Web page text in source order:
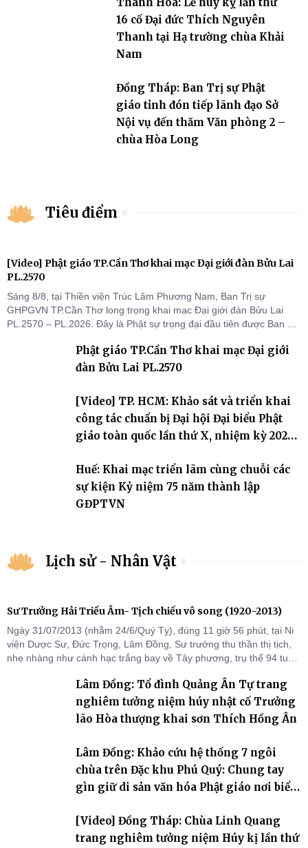
16 cố Đại đức Thích Nguyên
Thanh tại Hạ trường chùa Khải
Nam
Đồng Tháp: Ban Trị sự Phật
giáo tỉnh đón tiếp lãnh đạo Sở
Nội vụ đến thăm Văn phòng 2 –
chùa Hòa Long
Tiêu điểm
[Video] Phật giáo TP.Cần Thơ khai mạc Đại giới đàn Bửu Lai
PL.2570
Sáng 8/8, tại Thiền viện Trúc Lâm Phương Nam, Ban Trị sự
GHPGVN TP.Cần Thơ long trọng khai mạc Đại giới đàn Bửu Lai
PL.2570 – PL.2026. Đây là Phật sự trọng đại đầu tiên được Ban Trị
thứ I, thể hiện sự quan tâm đối với công tác truyền giới, đào tạo
Tăng tài và tiếp nối mạng mạch Tăng-g
Phật giáo TP.Cần Thơ khai mạc Đại giới
đàn Bửu Lai PL.2570
[Video] TP. HCM: Khảo sát và triển khai
công tác chuẩn bị Đại hội Đại biểu Phật
giáo toàn quốc lần thứ X, nhiệm kỳ 2026-
Huế: Khai mạc triển lãm cùng chuỗi các
sự kiện Kỷ niệm 75 năm thành lập
GĐPTVN
Lịch sử - Nhân Vật
Sư Trưởng Hải Triều Âm- Tịch chiếu vô song (1920-2013)
Ngày 31/07/2013 (nhằm 24/6/Quý Tỵ), đúng 11 giờ 56 phút, tại Ni
viện Dược Sư, Đức Trọng, Lâm Đồng, Sư trưởng thu thần thị tịch,
nhẹ nhàng như cánh hạc trắng bay về Tây phương, trụ thế 94 tuổi
Lâm Đồng: Tổ đình Quảng Ân Tự trang
nghiêm tưởng niệm húy nhật cố Trưởng
lão Hòa thượng khai sơn Thích Hồng Ân
Lâm Đồng: Khảo cứu hệ thống 7 ngôi
chùa trên Đặc khu Phú Quý: Chung tay
gìn giữ di sản văn hóa Phật giáo nơi biển
[Video] Đồng Tháp: Chùa Linh Quang
trang nghiêm tưởng niệm Húy kị lần thứ